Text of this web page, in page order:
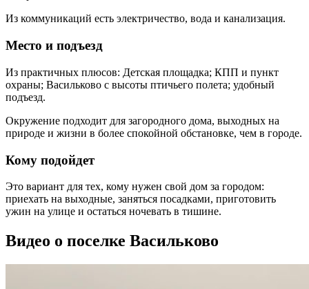
Из коммуникаций есть электричество, вода и канализация.
Место и подъезд
Из практичных плюсов: Детская площадка; КПП и пункт
охраны; Васильково с высоты птичьего полета; удобный
подъезд.
Окружение подходит для загородного дома, выходных на
природе и жизни в более спокойной обстановке, чем в городе.
Кому подойдет
Это вариант для тех, кому нужен свой дом за городом:
приехать на выходные, заняться посадками, приготовить
ужин на улице и остаться ночевать в тишине.
Видео о поселке Васильково